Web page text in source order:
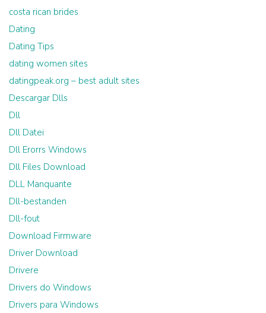
costa rican brides
Dating
Dating Tips
dating women sites
datingpeak.org – best adult sites
Descargar Dlls
Dll
Dll Datei
Dll Erorrs Windows
Dll Files Download
DLL Manquante
Dll-bestanden
Dll-fout
Download Firmware
Driver Download
Drivere
Drivers do Windows
Drivers para Windows